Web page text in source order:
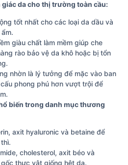
giác da cho thị trường toàn cầu:
tốt nhất cho các loại da dầu và
giàu chất làm mềm giúp che
rào bảo vệ da khô hoặc bị tổn
nhờn là lý tưởng để mặc vào ban
phong phú hơn vượt trội để
biến trong danh mục thương
axit hyaluronic và betaine để
cholesterol, axit béo và
thực vật giống hệt da.